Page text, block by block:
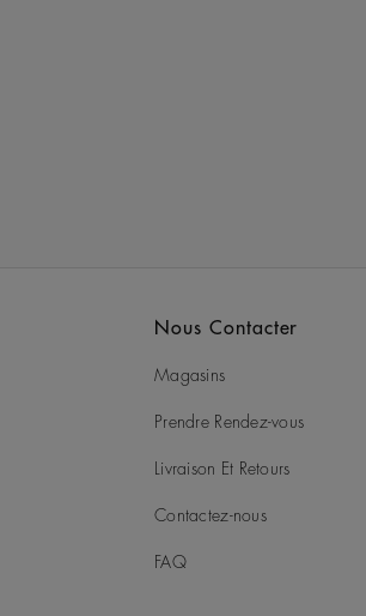
Nous Contacter
Magasins
Prendre Rendez-vous
Livraison Et Retours
Contactez-nous
FAQ